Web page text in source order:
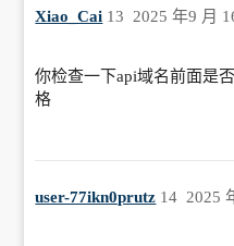
Xiao_Cai 2025 年9 月
13
你检查一下api域名前面是
格
user-77ikn0prutz 2025
14